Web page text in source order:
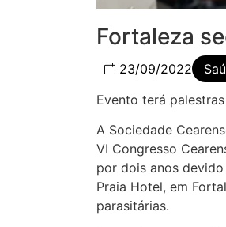
Fortaleza
23/09/2022
Evento terá
A Sociedade
VI Congresso
por dois anos
Praia Hotel, em
parasitárias.